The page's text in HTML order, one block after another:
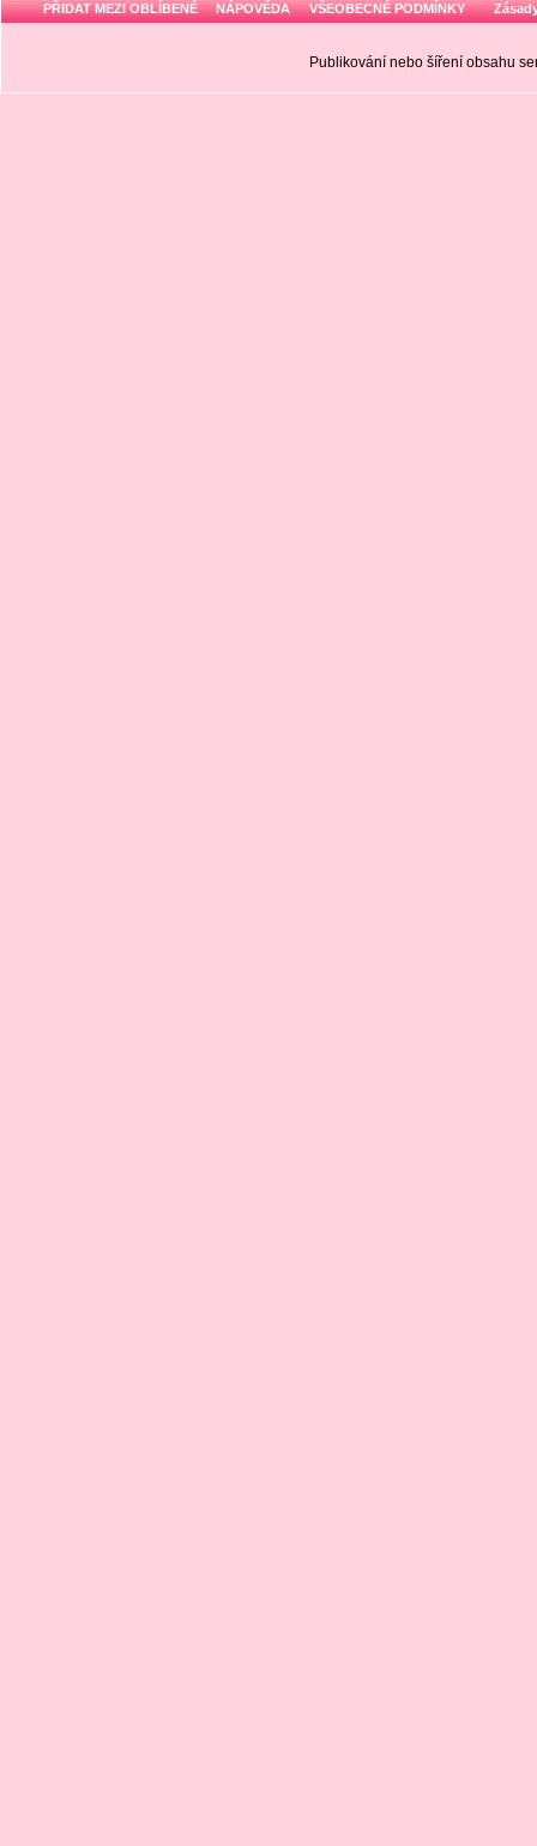
PŘIDAT MEZI OBLÍBENÉ NÁPOVĚDA VŠEOBECNÉ PODMÍNKY
Publikování nebo šíření obsahu